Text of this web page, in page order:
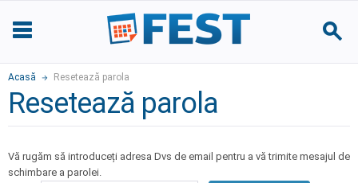
Acasă Resetează parola
Resetează parola
Vă rugăm să introduceți adresa Dvs de email pentru a vă trimite mesajul de
schimbare a parolei.